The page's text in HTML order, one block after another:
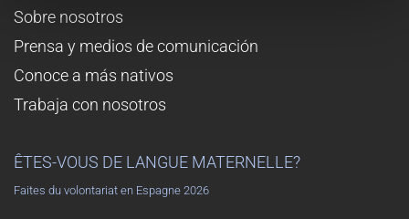
Sobre nosotros
Prensa y medios de comunicación
Conoce a más nativos
Trabaja con nosotros
ÊTES-VOUS DE LANGUE MATERNELLE?
Faites du volontariat en Espagne 2026